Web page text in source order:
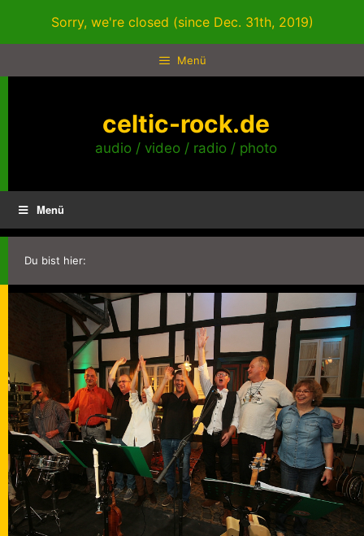
Sorry, we're closed (since Dec. 31th, 2019)
Menü
celtic-rock.de
audio / video / radio / photo
Menü
Du bist hier: